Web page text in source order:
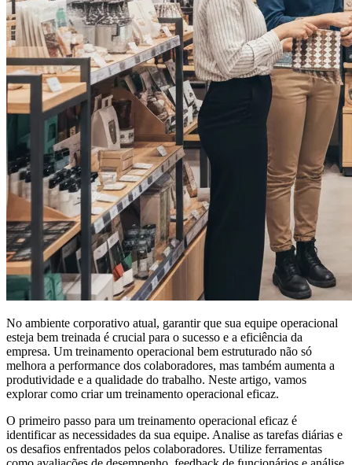
No ambiente corporativo atual, garantir que sua equipe operacional
esteja bem treinada é crucial para o sucesso e a eficiência da
empresa. Um treinamento operacional bem estruturado não só
melhora a performance dos colaboradores, mas também aumenta a
produtividade e a qualidade do trabalho. Neste artigo, vamos
explorar como criar um treinamento operacional eficaz.
O primeiro passo para um treinamento operacional eficaz é
identificar as necessidades da sua equipe. Analise as tarefas diárias e
os desafios enfrentados pelos colaboradores. Utilize ferramentas